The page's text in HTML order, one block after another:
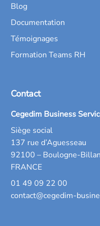
Blog
Documentation
Témoignages
Formation Teams RH
Contact
Cegedim Business
Siège social
137 rue d’Aguesseau
92100 – Boulogne-
FRANCE
01 49 09 22 00
contact@cegedim-